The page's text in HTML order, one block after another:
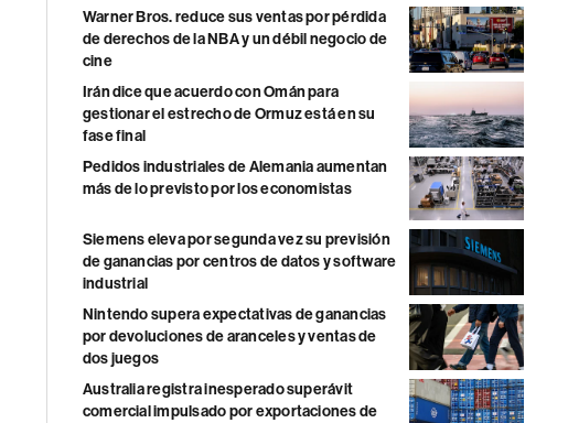
Warner Bros. reduce sus ventas por pérdida
de derechos de la NBA y un débil negocio de
cine
Irán dice que acuerdo con Omán para
gestionar el estrecho de Ormuz está en su
fase final
Pedidos industriales de Alemania aumentan
más de lo previsto por los economistas
Siemens eleva por segunda vez su previsión
de ganancias por centros de datos y software
industrial
Nintendo supera expectativas de ganancias
por devoluciones de aranceles y ventas de
dos juegos
Australia registra inesperado superávit
comercial impulsado por exportaciones de